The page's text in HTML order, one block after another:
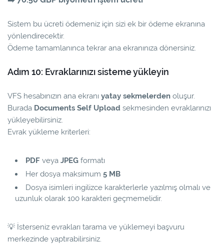
Sistem bu ücreti ödemeniz için sizi ek bir ödeme ekranına
yönlendirecektir.
Ödeme tamamlanınca tekrar ana ekranınıza dönersiniz.
Adım 10: Evraklarınızı sisteme yükleyin
VFS hesabınızın ana ekranı yatay sekmelerden oluşur.
Burada Documents Self Upload sekmesinden evraklarınızı
yükleyebilirsiniz.
Evrak yükleme kriterleri:
PDF veya JPEG formatı
Her dosya maksimum 5 MB
Dosya isimleri ingilizce karakterlerle yazılmış olmalı ve
uzunluk olarak 100 karakteri geçmemelidir.
💡 İsterseniz evrakları tarama ve yüklemeyi başvuru
merkezinde yaptırabilirsiniz.